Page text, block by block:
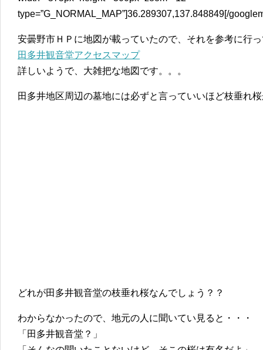
type=”G_NORMAL_MAP”]36.289307,137.848849[/
安曇野市ＨＰに地図が載っていたので、それを参考に行
田多井観音堂アクセスマップ
詳しいようで、大雑把な地図です。。。
田多井地区周辺の墓地には必ずと言っていいほど枝垂れ
どれが田多井観音堂の枝垂れ桜なんでしょう？？
わからなかったので、地元の人に聞いてい見ると・・・
「田多井観音堂？」